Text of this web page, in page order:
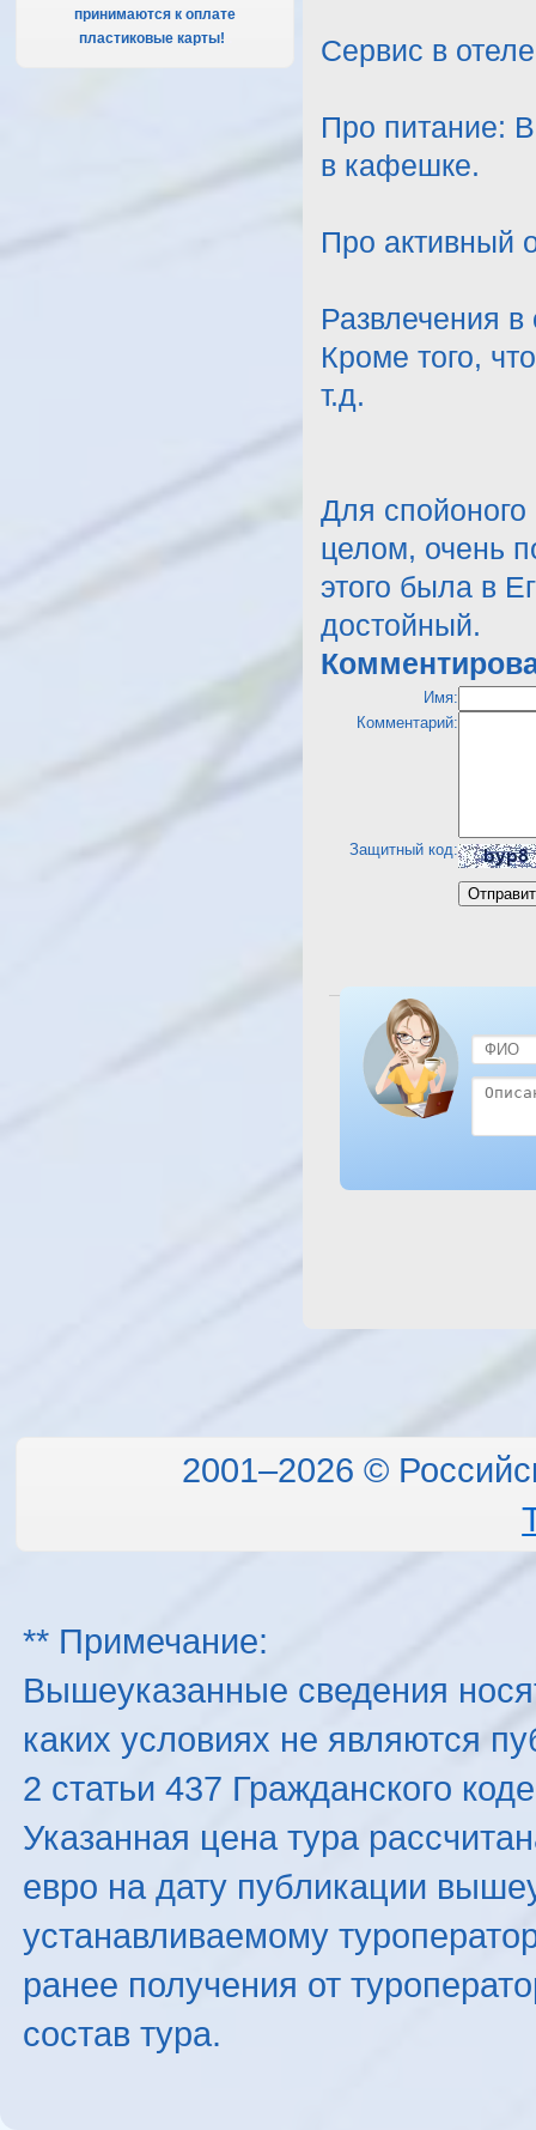
принимаются к оплате
пластиковые карты!
Сервис в
Про питание:
в кафешке.
Про активный
Развлечения в
Кроме того,
т.д.
Для
целом, очень
этого была в
достойный.
Имя:
Комментарий:
Защитный код:
Посмотреть отель
2001–2026 ©
** Примечание:
Вышеуказанные сведения
каких условиях не являются
2 статьи 437 Гражданского
Указанная цена тура
евро на дату публикации
устанавливаемому
ранее получения от
состав тура.